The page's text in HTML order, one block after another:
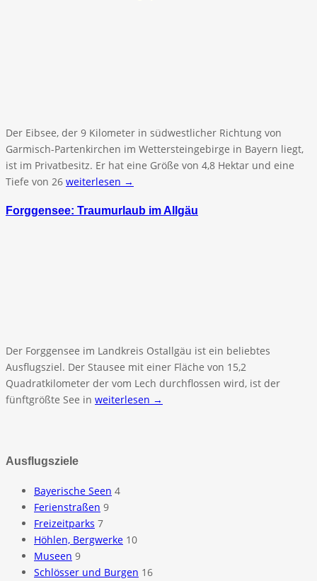
Der Eibsee, der 9 Kilometer in südwestlicher Richtung von
Garmisch-Partenkirchen im Wettersteingebirge in Bayern liegt,
ist im Privatbesitz. Er hat eine Größe von 4,8 Hektar und eine
Tiefe von 26 weiterlesen →
Forggensee: Traumurlaub im Allgäu
Der Forggensee im Landkreis Ostallgäu ist ein beliebtes
Ausflugsziel. Der Stausee mit einer Fläche von 15,2
Quadratkilometer der vom Lech durchflossen wird, ist der
fünftgrößte See in weiterlesen →
Ausflugsziele
Bayerische Seen 4
Ferienstraßen 9
Freizeitparks 7
Höhlen, Bergwerke 10
Museen 9
Schlösser und Burgen 16